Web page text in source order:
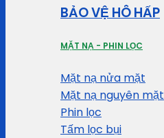
BẢO VỆ HÔ HẤP
MẶT NẠ - PHIN LỌC
Mặt nạ nửa mặt
Mặt nạ nguyên mặt
Phin lọc
Tấm lọc bụi